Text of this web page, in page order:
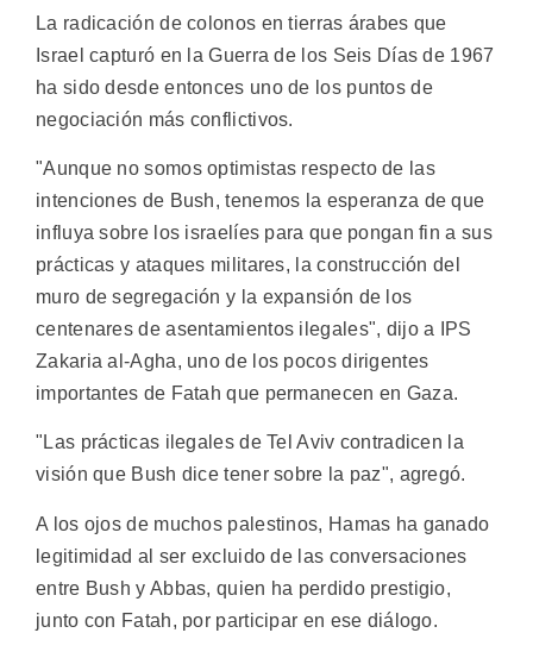
La radicación de colonos en tierras árabes que
Israel capturó en la Guerra de los Seis Días de 1967
ha sido desde entonces uno de los puntos de
negociación más conflictivos.
"Aunque no somos optimistas respecto de las
intenciones de Bush, tenemos la esperanza de que
influya sobre los israelíes para que pongan fin a sus
prácticas y ataques militares, la construcción del
muro de segregación y la expansión de los
centenares de asentamientos ilegales", dijo a IPS
Zakaria al-Agha, uno de los pocos dirigentes
importantes de Fatah que permanecen en Gaza.
"Las prácticas ilegales de Tel Aviv contradicen la
visión que Bush dice tener sobre la paz", agregó.
A los ojos de muchos palestinos, Hamas ha ganado
legitimidad al ser excluido de las conversaciones
entre Bush y Abbas, quien ha perdido prestigio,
junto con Fatah, por participar en ese diálogo.